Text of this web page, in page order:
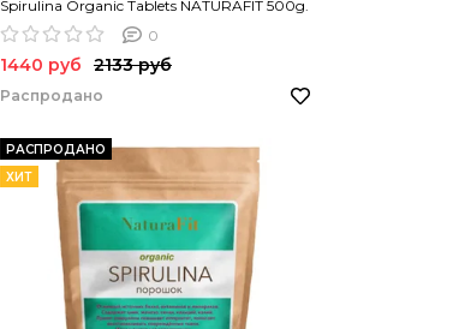
Spirulina Organic Tablets NATURAFIT 500g.
Спирулина в таблетках. PREMIUM
0
1440 руб 2133 руб
Распродано
РАСПРОДАНО
ХИТ